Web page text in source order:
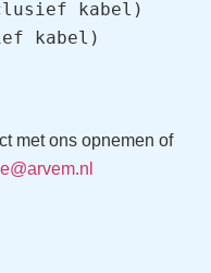
kabel)
kabel)
met ons opnemen of